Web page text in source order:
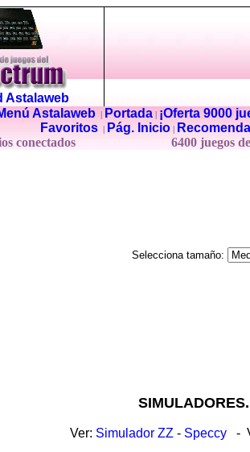
Astalaweb
Astalaweb| Portada|
¡Oferta 9000
Favoritos
Pág. Inicio
conectados
6400 juegos
Selecciona tamaño:
Ver: Simulador ZZ - Speccy -